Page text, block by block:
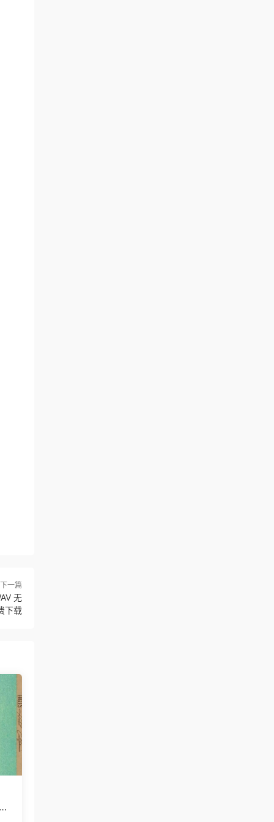
下一篇
无
下载